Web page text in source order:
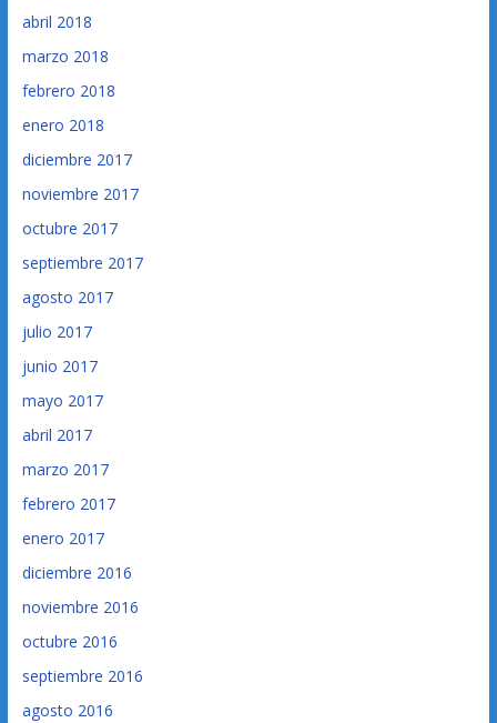
abril 2018
marzo 2018
febrero 2018
enero 2018
diciembre 2017
noviembre 2017
octubre 2017
septiembre 2017
agosto 2017
julio 2017
junio 2017
mayo 2017
abril 2017
marzo 2017
febrero 2017
enero 2017
diciembre 2016
noviembre 2016
octubre 2016
septiembre 2016
agosto 2016